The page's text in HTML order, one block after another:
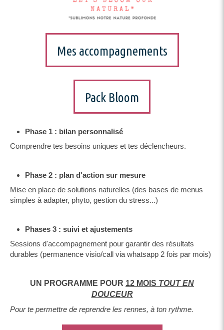
Mes accompagnements
Pack Bloom
Phase 1 : bilan personnalisé
Comprendre tes besoins uniques et tes déclencheurs.
Phase 2 : plan d'action sur mesure
Mise en place de solutions naturelles (des bases de menus
simples à adapter, phyto, gestion du stress...)
Phases 3 : suivi et ajustements
Sessions d'accompagnement pour garantir des résultats
durables (permanence visio/call via whatsapp 2 fois par mois)
UN PROGRAMME POUR 12 MOIS TOUT EN
DOUCEUR
Pour te permettre de reprendre les rennes, à ton rythme.